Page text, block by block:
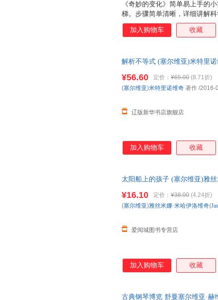
《奇妙的变化》简单易上手的
梯。步骤简单清晰，详细讲解
问题的能力以及创新能力。 《
者可以了解水、植物、惯性、
加入购物车 收藏
解析不等式 (塞尔维亚)米特里
¥56.60 定价： ¥65.00 (8.71折)
辽版新华书店旗舰店
(塞尔维亚)米特里诺维奇 著作 /2016-
加入购物车 收藏
太阳船上的孩子 (塞尔维亚)雅
购优惠咨询在线客服！
¥16.10 定价： ¥38.00 (4.24折)
爱阅城图书专营店
(塞尔维亚)雅丝米娜·米哈伊洛维奇(
加入购物车 收藏
古典钢琴博览 舒曼塞尔维亚·